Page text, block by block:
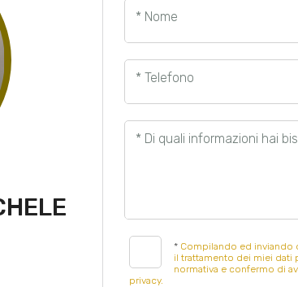
* Nome
* Telefono
* Di quali informazioni hai
* Compilando ed inviando
il trattamento dei miei dati
normativa e confermo di
privacy.